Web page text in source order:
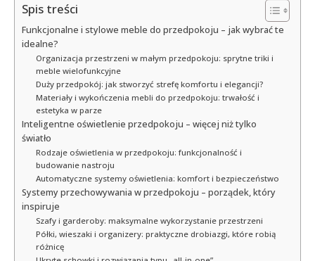
Spis treści
Funkcjonalne i stylowe meble do przedpokoju – jak wybrać te
idealne?
Organizacja przestrzeni w małym przedpokoju: sprytne triki i
meble wielofunkcyjne
Duży przedpokój: jak stworzyć strefę komfortu i elegancji?
Materiały i wykończenia mebli do przedpokoju: trwałość i
estetyka w parze
Inteligentne oświetlenie przedpokoju – więcej niż tylko
światło
Rodzaje oświetlenia w przedpokoju: funkcjonalność i
budowanie nastroju
Automatyczne systemy oświetlenia: komfort i bezpieczeństwo
Systemy przechowywania w przedpokoju – porządek, który
inspiruje
Szafy i garderoby: maksymalne wykorzystanie przestrzeni
Półki, wieszaki i organizery: praktyczne drobiazgi, które robią
różnicę